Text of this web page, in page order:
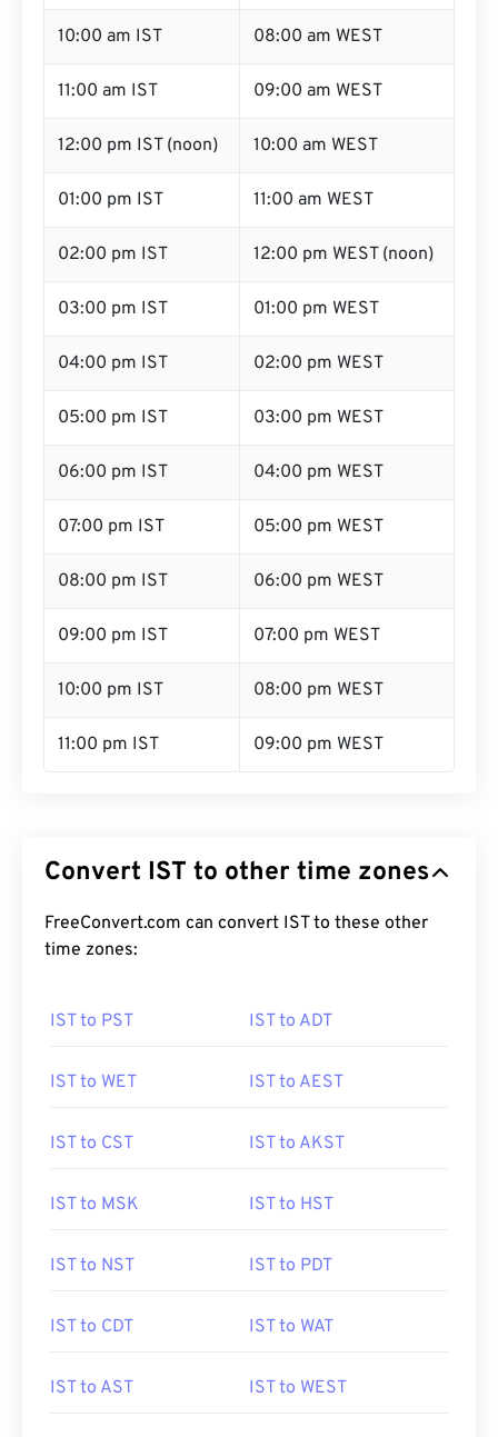
10:00 am IST 08:00 am WEST
11:00 am IST 09:00 am WEST
12:00 pm IST (noon) 10:00 am WEST
01:00 pm IST 11:00 am WEST
02:00 pm IST 12:00 pm WEST (noon)
03:00 pm IST 01:00 pm WEST
04:00 pm IST 02:00 pm WEST
05:00 pm IST 03:00 pm WEST
06:00 pm IST 04:00 pm WEST
07:00 pm IST 05:00 pm WEST
08:00 pm IST 06:00 pm WEST
09:00 pm IST 07:00 pm WEST
10:00 pm IST 08:00 pm WEST
11:00 pm IST 09:00 pm WEST
Convert IST to other time zones
FreeConvert.com can convert IST to these other
time zones:
IST to PST IST to ADT
IST to WET IST to AEST
IST to CST IST to AKST
IST to MSK IST to HST
IST to NST IST to PDT
IST to CDT IST to WAT
IST to AST IST to WEST